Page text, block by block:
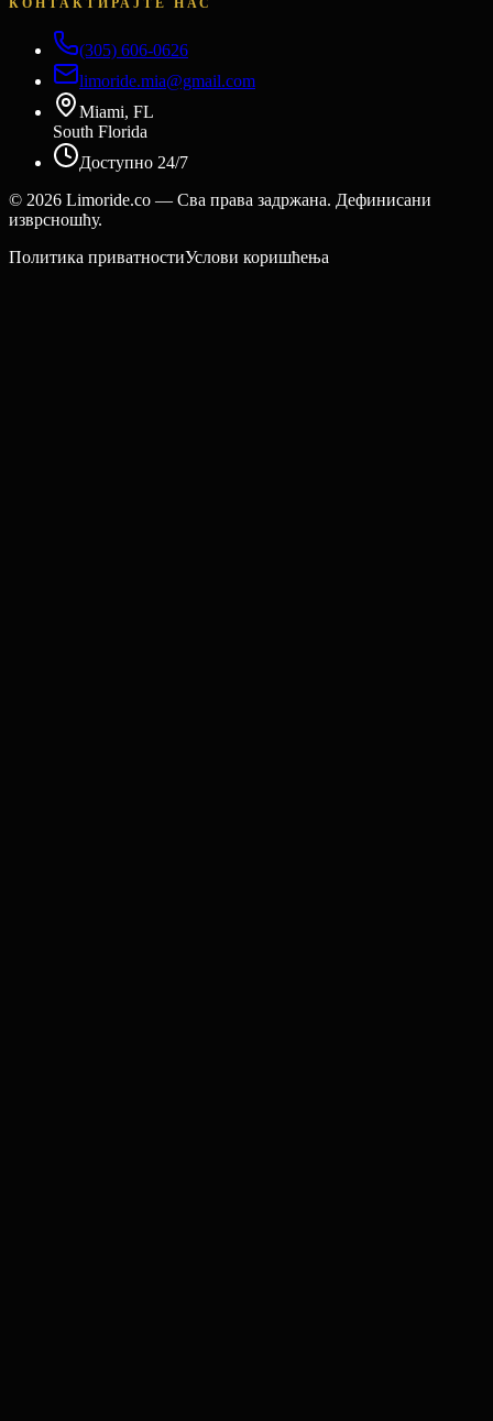
КОНТАКТИРАЈТЕ НАС
(305) 606-0626
limoride.mia@gmail.com
Miami, FL
South Florida
Доступно 24/7
© 2026 Limoride.co — Сва права задржана. Дефинисани
изврсношћу.
Политика приватностиУслови коришћења